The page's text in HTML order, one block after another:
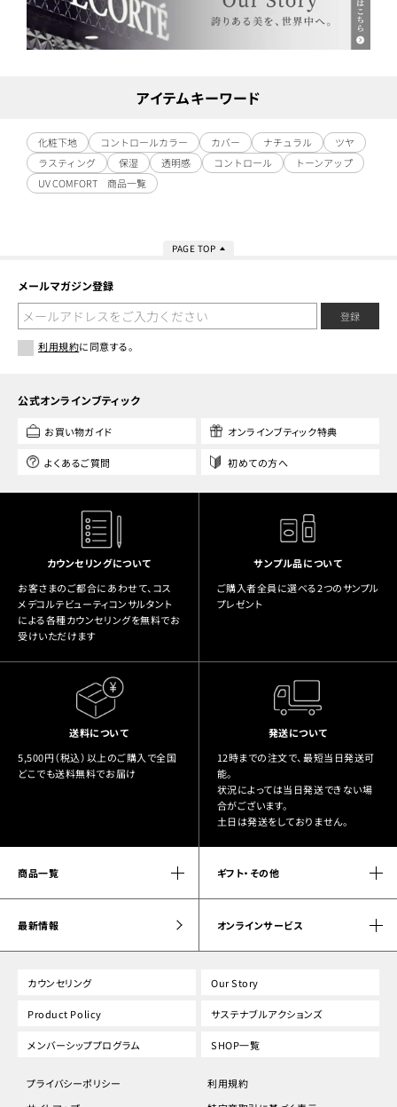
アイテムキーワード
化粧下地 コントロールカラー カバー ナチュラル
ツヤ
ラスティング
保湿 透明感 コントロール
トーンアップ
UV COMFORT 商品一覧
PAGE TOP
メールマガジン登録
登録
利用規約に同意する。
公式オンラインブティック
お買い物ガイド オンラインブティック特典
よくあるご質問 初めての方へ
カウンセリングについて
お客さまのご都合にあわせて、コス
メデコルテビューティコンサルタント
による各種カウンセリングを無料でお
受けいただけます
サンプル品について
ご購入者全員に選べる2つのサンプル
プレゼント
送料について
5,500円（税込）以上のご購入で全国
どこでも送料無料でお届け
発送について
12時までの注文で、最短当日発送可
能。
状況によっては当日発送できない場
合がございます。
土日は発送をしておりません。
商品一覧 ギフト・その他
最新情報 オンラインサービス
カウンセリング Our Story
Product Policy サステナブルアクションズ
メンバーシッププログラム SHOP一覧
プライバシーポリシー
利用規約